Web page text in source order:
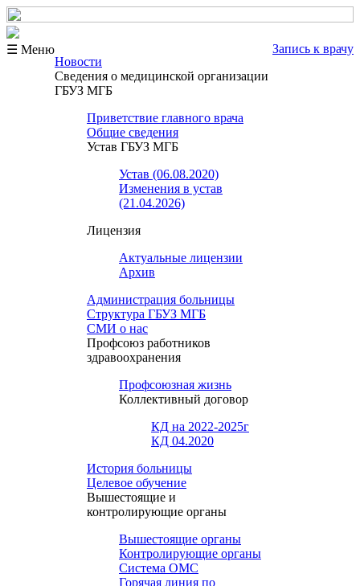
☰ Меню
Запись к врачу
Новости
Сведения о медицинской организации
ГБУЗ МГБ
Приветствие главного врача
Общие сведения
Устав ГБУЗ МГБ
Устав (06.08.2020)
Изменения в устав
(21.04.2026)
Лицензия
Актуальные лицензии
Архив
Администрация больницы
Структура ГБУЗ МГБ
СМИ о нас
Профсоюз работников
здравоохранения
Профсоюзная жизнь
Коллективный договор
КД на 2022-2025г
КД 04.2020
История больницы
Целевое обучение
Вышестоящие и
контролирующие органы
Вышестоящие органы
Контролирующие органы
Система ОМС
Горячая линия по